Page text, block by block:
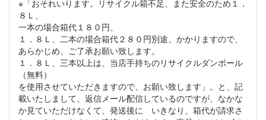
※「おそれいります。リサイクル箱不足、また安全のため１．
８Ｌ、
一本の場合箱代１８０円、
１．８Ｌ、二本の場合箱代２８０円別途、かかりますので、
あらかじめ、ご了承お願い致します。
１．８Ｌ、三本以上は、当店手持ちのリサイクルダンボール
（無料）
を使用させていただきますので、お願い致します」。と、記
載いたしまして、返信メール配信しているのですが、なかな
か見ていただけなくて、発送後に いきなり、箱代が請求さ